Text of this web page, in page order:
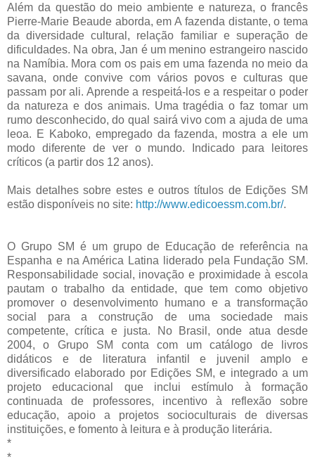
Além da questão do meio ambiente e natureza, o francês
Pierre-Marie Beaude aborda, em A fazenda distante, o tema
da diversidade cultural, relação familiar e superação de
dificuldades. Na obra, Jan é um menino estrangeiro nascido
na Namíbia. Mora com os pais em uma fazenda no meio da
savana, onde convive com vários povos e culturas que
passam por ali. Aprende a respeitá-los e a respeitar o poder
da natureza e dos animais. Uma tragédia o faz tomar um
rumo desconhecido, do qual sairá vivo com a ajuda de uma
leoa. E Kaboko, empregado da fazenda, mostra a ele um
modo diferente de ver o mundo. Indicado para leitores
críticos (a partir dos 12 anos).
Mais detalhes sobre estes e outros títulos de Edições SM
estão disponíveis no site: http://www.edicoessm.com.br/.
O Grupo SM é um grupo de Educação de referência na
Espanha e na América Latina liderado pela Fundação SM.
Responsabilidade social, inovação e proximidade à escola
pautam o trabalho da entidade, que tem como objetivo
promover o desenvolvimento humano e a transformação
social para a construção de uma sociedade mais
competente, crítica e justa. No Brasil, onde atua desde
2004, o Grupo SM conta com um catálogo de livros
didáticos e de literatura infantil e juvenil amplo e
diversificado elaborado por Edições SM, e integrado a um
projeto educacional que inclui estímulo à formação
continuada de professores, incentivo à reflexão sobre
educação, apoio a projetos socioculturais de diversas
instituições, e fomento à leitura e à produção literária.
*
*